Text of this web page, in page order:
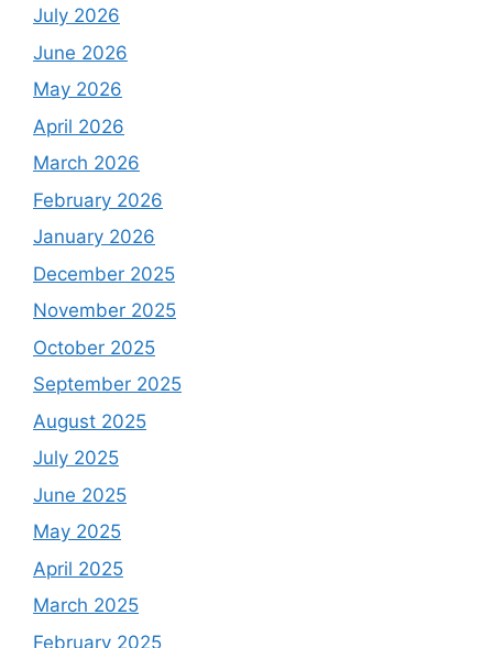
July 2026
June 2026
May 2026
April 2026
March 2026
February 2026
January 2026
December 2025
November 2025
October 2025
September 2025
August 2025
July 2025
June 2025
May 2025
April 2025
March 2025
February 2025